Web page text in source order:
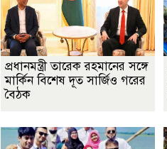
প্রধানমন্ত্রী তারেক রহমানের সঙ্গে
মার্কিন বিশেষ দূত সার্জিও গরের
বৈঠক